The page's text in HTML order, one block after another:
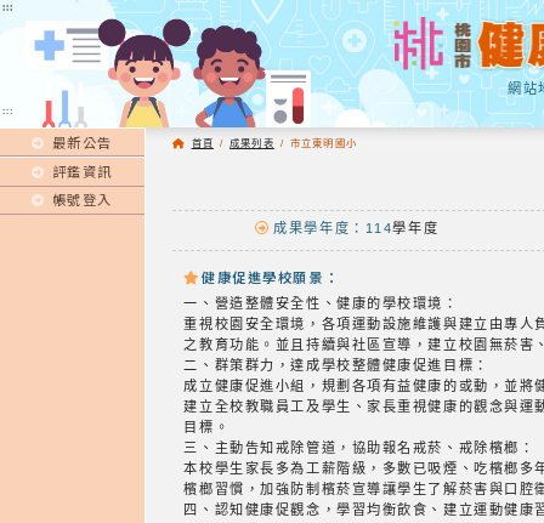
:::
網站
:::
最新公告
評鑑資訊
帳號登入
首頁 / 成果列表 / 市立東明國小
成果學年度：114學年度
健康促進學校願景：
一、營造整體安全性、健康的學校環境：
重視校園安全環境，各項運動設施維護與建立由專
之教育功能。並且持續與社區宣導，建立校園無菸
二、群策群力，達成學校整體健康促進目標：
成立健康促進小組，規劃各項有益健康的或動，並
建立全校教職員工及學生、家長重視健康的觀念與
目標。
三、主動告知戒除管道，協助報名戒菸、戒除檳榔：
本校學生家長多為工薪階級，多數已吸煙、吃檳榔
檳榔習慣，加強防制檳菸宣導讓學生了解菸害與口腔
四、認知健康促觀念，學習均衡飲食、建立運動健康
:::